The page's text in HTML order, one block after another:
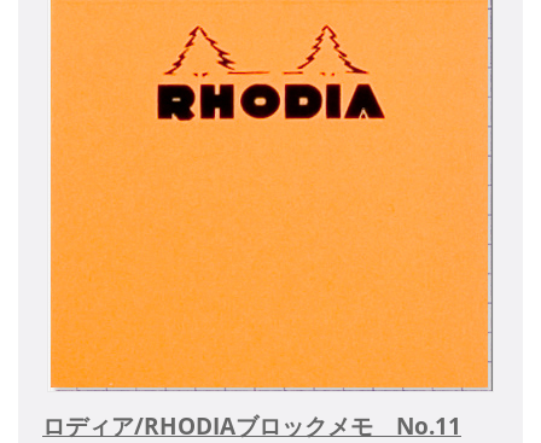
ロディア/RHODIAブロックメモ No.11